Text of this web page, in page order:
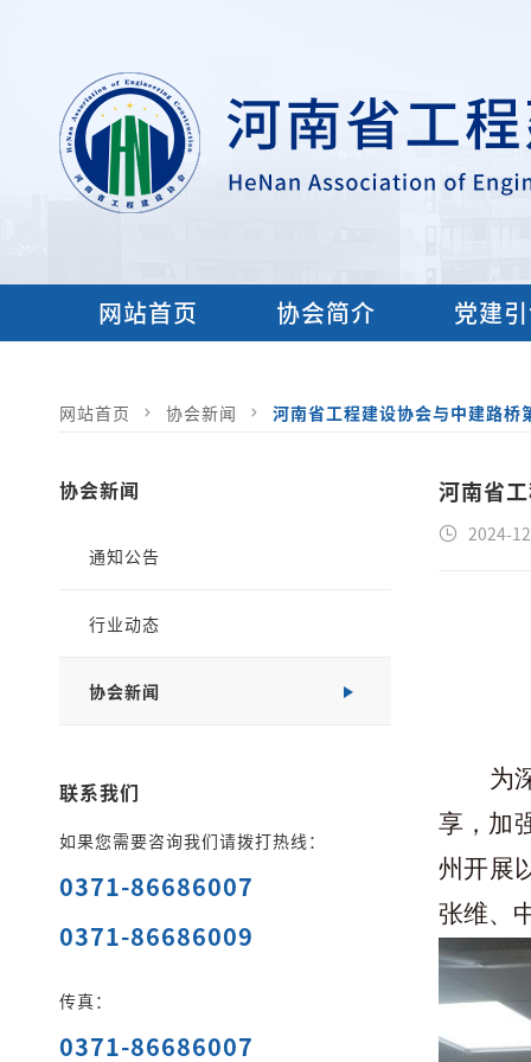
网站首页 协会简介 党建
网站首页 协会新闻 河南省工程建设协会与中建路桥
协会新闻
通知公告
行业动态
协会新闻
联系我们
如果您需要咨询我们请拨打热线：
0371-86686007
0371-86686009
传真：
0371-86686007
河南省
2024-
为
享，加
州开展
张维、